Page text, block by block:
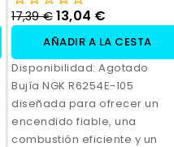
17,39 € 13,04 €
AÑADIR A LA CESTA
Disponibilidad:Agotado
Bujía NGK R6254E-105
diseñada para ofrecer un
encendido fiable, una
combustión eficiente y un